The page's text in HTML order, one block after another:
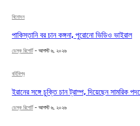
বিনোদন
পাকিস্তানি বর চান কঙ্গনা, পুরোনো ভিডিও ভাইরাল
ডেস্ক রিপোর্ট - আগস্ট ৬, ২০২৬
বর্হিবিশ্ব
ইরানের সঙ্গে চুক্তি চান ট্রাম্প, দিয়েছেন সামরিক
ডেস্ক রিপোর্ট - আগস্ট ৬, ২০২৬